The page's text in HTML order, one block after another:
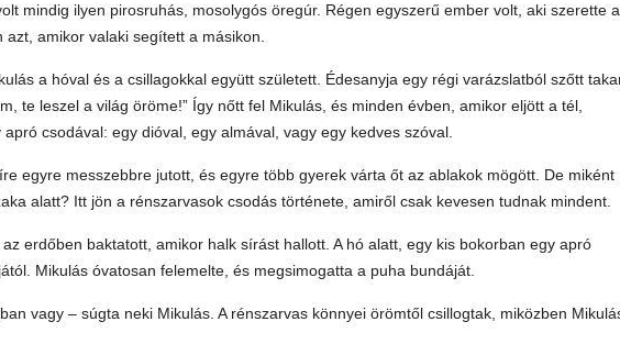
mindig ilyen pirosruhás, mosolygós öregúr. Régen egyszerű ember volt, aki szerette
amikor valaki segített a másikon.
a hóval és a csillagokkal együtt született. Édesanyja egy régi varázslatból szőtt
te leszel a világ öröme!” Így nőtt fel Mikulás, és minden évben, amikor eljött a tél,
csodával: egy dióval, egy almával, vagy egy kedves szóval.
egyre messzebbre jutott, és egyre több gyerek várta őt az ablakok mögött. De miként
alatt? Itt jön a rénszarvasok csodás története, amiről csak kevesen tudnak mindent.
erdőben baktatott, amikor halk sírást hallott. A hó alatt, egy kis bokorban egy apró
Mikulás óvatosan felemelte, és megsimogatta a puha bundáját.
vagy – súgta neki Mikulás. A rénszarvas könnyei örömtől csillogtak, miközben